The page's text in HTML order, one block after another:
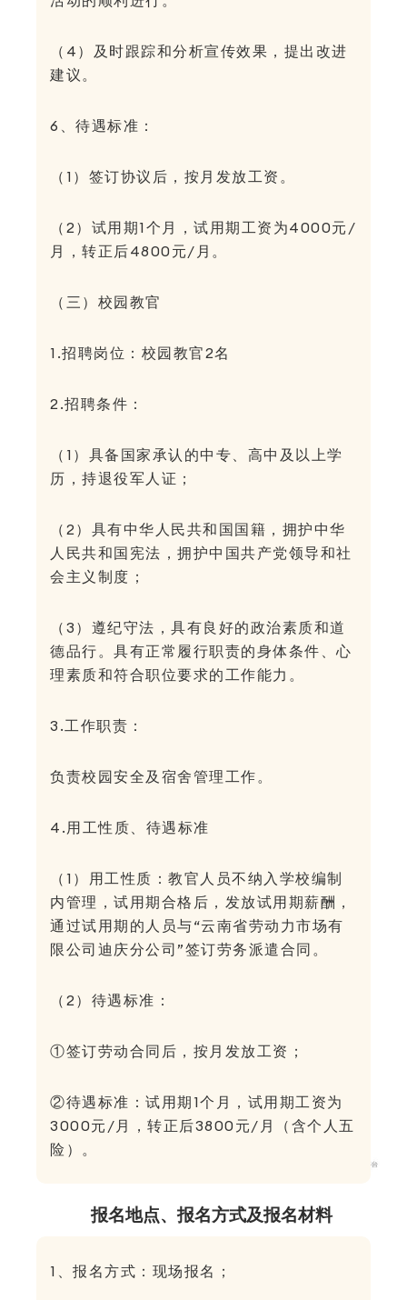
（4）及时跟踪和分析宣传效果，提出改进
建议。
6、待遇标准：
（1）签订协议后，按月发放工资。
（2）试用期1个月，试用期工资为4000元/
月，转正后4800元/月。
（三）校园教官
1.招聘岗位：校园教官2名
2.招聘条件：
（1）具备国家承认的中专、高中及以上学
历，持退役军人证；
（2）具有中华人民共和国国籍，拥护中华
人民共和国宪法，拥护中国共产党领导和社
会主义制度；
（3）遵纪守法，具有良好的政治素质和道
德品行。具有正常履行职责的身体条件、心
理素质和符合职位要求的工作能力。
3.工作职责：
负责校园安全及宿舍管理工作。
4.用工性质、待遇标准
（1）用工性质：教官人员不纳入学校编制
内管理，试用期合格后，发放试用期薪酬，
通过试用期的人员与“云南省劳动力市场有
限公司迪庆分公司”签订劳务派遣合同。
（2）待遇标准：
①签订劳动合同后，按月发放工资；
②待遇标准：试用期1个月，试用期工资为
3000元/月，转正后3800元/月（含个人五
险）。
报名地点、报名方式及报名材料
1、报名方式：现场报名；